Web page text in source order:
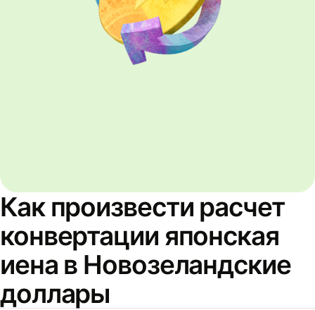
Как произвести расчет
конвертации японская
иена в Новозеландские
доллары